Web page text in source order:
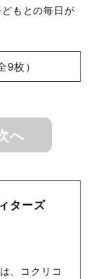
もとの毎日が
枚）
へ
ターズ
、コクリコ